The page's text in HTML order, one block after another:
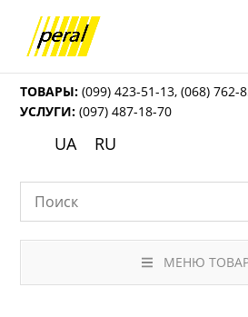
ТОВАРЫ: (099) 423-51-13,(068) 762-
УСЛУГИ: (097) 487-18-70
UA RU
МЕНЮ